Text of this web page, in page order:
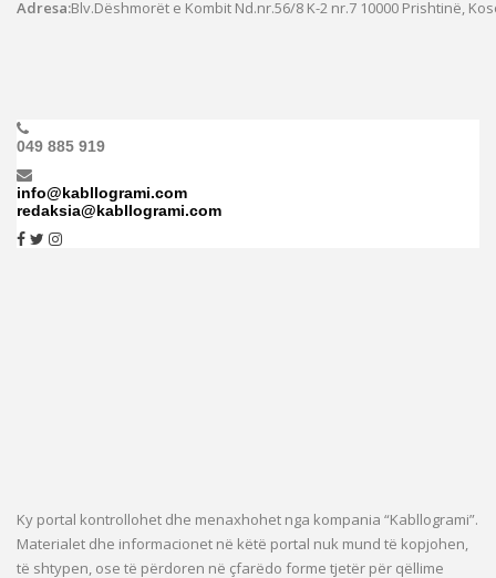
Adresa:Blv.Dëshmorët e Kombit Nd.nr.56/8 K-2 nr.7 10000 Prishtinë,
049 885 919
info@kabllogrami.com
redaksia@kabllogrami.com
Ky portal kontrollohet dhe menaxhohet nga kompania “Kabllogrami”.
Materialet dhe informacionet në këtë portal nuk mund të kopjohen,
të shtypen, ose të përdoren në çfarëdo forme tjetër për qëllime